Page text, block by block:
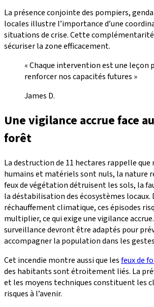
La présence conjointe des pompiers,
locales illustre l’importance d’une
situations de crise. Cette complémentarité
sécuriser la zone efficacement.
« Chaque intervention est une leçon
renforcer nos capacités futures »
James D.
Une vigilance accrue face
forêt
La destruction de 11 hectares rappelle que
humains et matériels sont nuls, la nature
feux de végétation détruisent les sols, la
la déstabilisation des écosystèmes locaux.
réchauffement climatique, ces épisodes
multiplier, ce qui exige une vigilance
surveillance devront être adaptés pour
accompagner la population dans les
Cet incendie montre aussi que lesfeux de
des habitants sont étroitement liés. La
et les moyens techniques constituent les
risques à l’avenir.